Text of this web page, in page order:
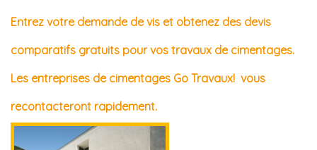
Entrez votre demande de vis et obtenez des devis
comparatifs gratuits pour vos travaux de cimentages.
Les entreprises de cimentages Go Travaux! vous
recontacteront rapidement.